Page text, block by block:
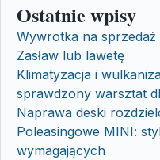
Ostatnie wpisy
Wywrotka na
Zasław lub lawetę
Klimatyzacja i
sprawdzony warsztat
Naprawa deski
Poleasingowe MINI:
wymagających